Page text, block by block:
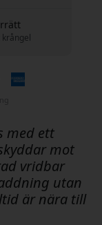
med ett
mot
vridbar
utan
är nära till